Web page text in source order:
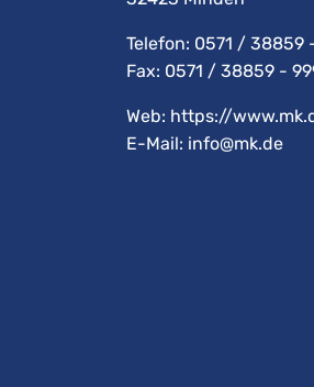
Telefon: 0571 / 38859
Fax: 0571 / 38859 -
Web: https://
E-Mail: info@mk.de